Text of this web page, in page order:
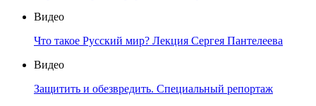
Видео
Что такое Русский мир? Лекция Сергея Пантелеева
Видео
Защитить и обезвредить. Специальный репортаж